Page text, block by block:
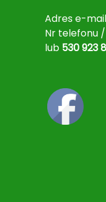
Adres e-
Nr telefonu
lub 530 923